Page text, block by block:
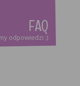
FAQ
odpowiedzi :)